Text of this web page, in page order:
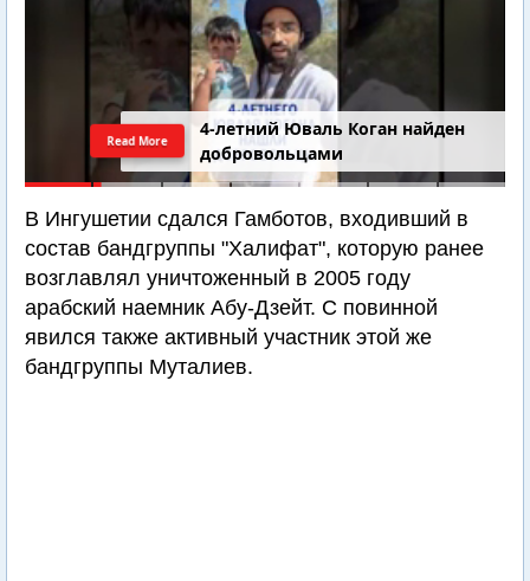
4-летний Юваль Коган найден
добровольцами
Read More
В Ингушетии сдался Гамботов, входивший в
состав бандгруппы "Халифат", которую ранее
возглавлял уничтоженный в 2005 году
арабский наемник Абу-Дзейт. С повинной
явился также активный участник этой же
бандгруппы Муталиев.